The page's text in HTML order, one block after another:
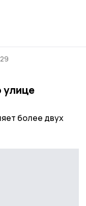
улице
более двух